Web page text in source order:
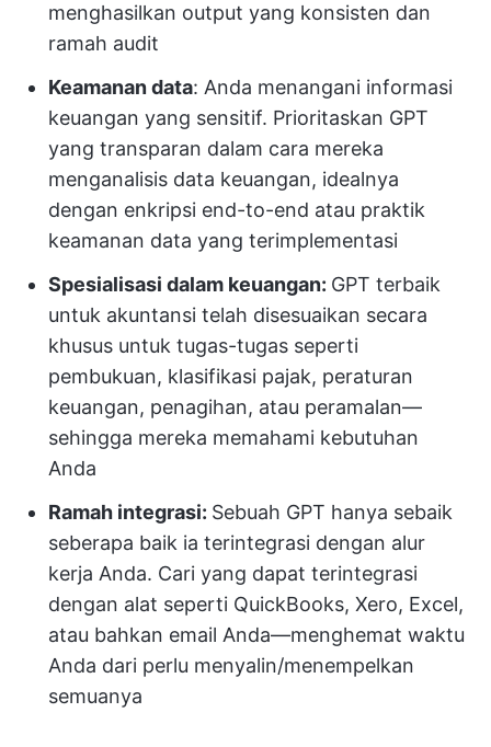
menghasilkan output yang konsisten dan
ramah audit
Keamanan data: Anda menangani informasi
keuangan yang sensitif. Prioritaskan GPT
yang transparan dalam cara mereka
menganalisis data keuangan, idealnya
dengan enkripsi end-to-end atau praktik
keamanan data yang terimplementasi
Spesialisasi dalam keuangan: GPT terbaik
untuk akuntansi telah disesuaikan secara
khusus untuk tugas-tugas seperti
pembukuan, klasifikasi pajak, peraturan
keuangan, penagihan, atau peramalan—
sehingga mereka memahami kebutuhan
Anda
Ramah integrasi: Sebuah GPT hanya sebaik
seberapa baik ia terintegrasi dengan alur
kerja Anda. Cari yang dapat terintegrasi
dengan alat seperti QuickBooks, Xero, Excel,
atau bahkan email Anda—menghemat waktu
Anda dari perlu menyalin/menempelkan
semuanya